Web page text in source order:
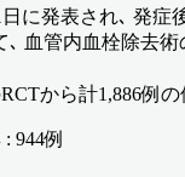
に発表され､ 発
血管内血栓除去
から計1,886例
944例